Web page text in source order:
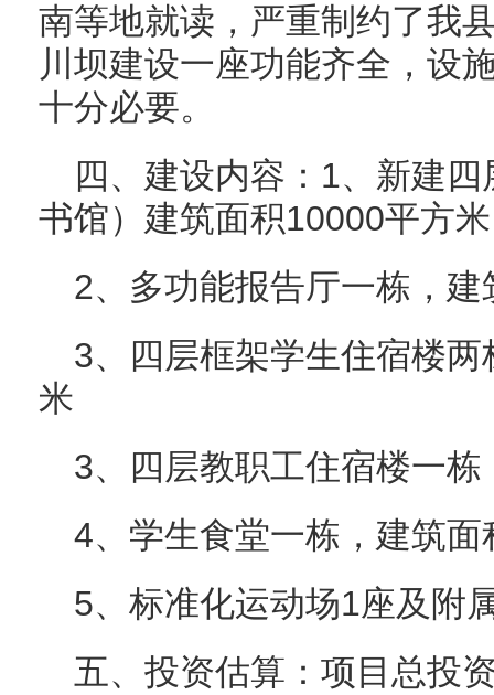
南等地就读，严重制约了我
川坝建设一座功能齐全，设
十分必要。
四、建设内容：1、新建
书馆）建筑面积10000平方
2、多功能报告厅一栋，
3、四层框架学生住宿楼
米
3、四层教职工住宿楼一
4、学生食堂一栋，建筑
5、标准化运动场1座及附
五、投资估算：项目总投